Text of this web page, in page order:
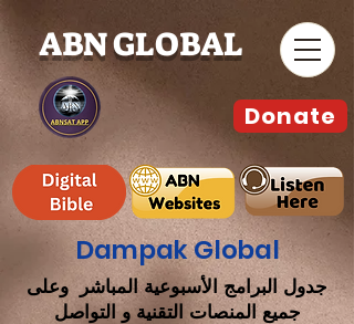
ABN GLOBAL
Dampak Global
جدول البرامج الأسبوعية المباشر وعلى
جميع المنصات التقنية و التواصل
Donate